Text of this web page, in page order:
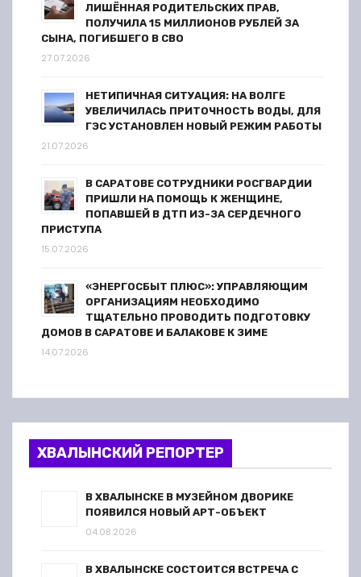
ЛИШЁННАЯ РОДИТЕЛЬСКИХ ПРАВ,
ПОЛУЧИЛА 15 МИЛЛИОНОВ РУБЛЕЙ ЗА
СЫНА, ПОГИБШЕГО В СВО
27.07.2026
НЕТИПИЧНАЯ СИТУАЦИЯ: НА ВОЛГЕ
УВЕЛИЧИЛАСЬ ПРИТОЧНОСТЬ ВОДЫ, ДЛЯ
ГЭС УСТАНОВЛЕН НОВЫЙ РЕЖИМ РАБОТЫ
21.07.2026
В САРАТОВЕ СОТРУДНИКИ РОСГВАРДИИ
ПРИШЛИ НА ПОМОЩЬ К ЖЕНЩИНЕ,
ПОПАВШЕЙ В ДТП ИЗ-ЗА СЕРДЕЧНОГО
ПРИСТУПА
15.07.2026
«ЭНЕРГОСБЫТ ПЛЮС»: УПРАВЛЯЮЩИМ
ОРГАНИЗАЦИЯМ НЕОБХОДИМО
ТЩАТЕЛЬНО ПРОВОДИТЬ ПОДГОТОВКУ
ДОМОВ В САРАТОВЕ И БАЛАКОВЕ К ЗИМЕ
14.07.2026
ХВАЛЫНСКИЙ РЕПОРТЕР
В ХВАЛЫНСКЕ В МУЗЕЙНОМ ДВОРИКЕ
ПОЯВИЛСЯ НОВЫЙ АРТ-ОБЪЕКТ
04.08.2026
В ХВАЛЫНСКЕ СОСТОИТСЯ ВСТРЕЧА С